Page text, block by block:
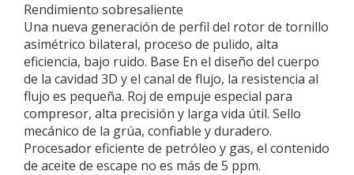
Rendimiento sobresaliente
Una nueva generación de perfil del rotor de tornillo
asimétrico bilateral, proceso de pulido, alta
eficiencia, bajo ruido. Base En el diseño del cuerpo
de la cavidad 3D y el canal de flujo, la resistencia al
flujo es pequeña. Roj de empuje especial para
compresor, alta precisión y larga vida útil. Sello
mecánico de la grúa, confiable y duradero.
Procesador eficiente de petróleo y gas, el contenido
de aceite de escape no es más de 5 ppm.